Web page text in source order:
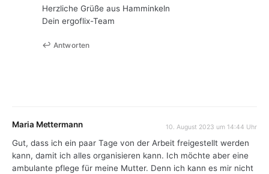
Herzliche Grüße aus Hamminkeln
Dein ergoflix-Team
Antworten
Maria Mettermann 10. August 2023 um 14:44 Uhr
Gut, dass ich ein paar Tage von der Arbeit freigestellt werden
kann, damit ich alles organisieren kann. Ich möchte aber eine
ambulante pflege für meine Mutter. Denn ich kann es mir nicht